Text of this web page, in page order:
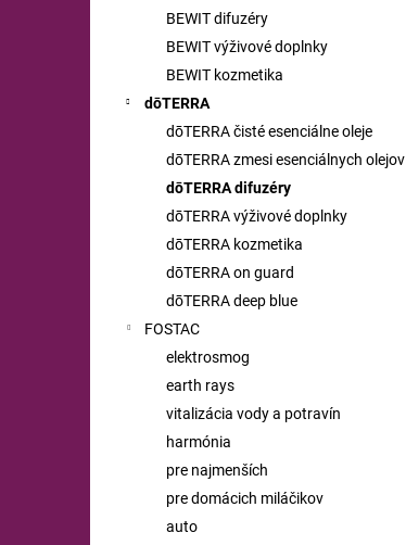
BEWIT difuzéry
BEWIT výživové doplnky
BEWIT kozmetika
dōTERRA
dōTERRA čisté esenciálne oleje
dōTERRA zmesi esenciálnych olejov
dōTERRA difuzéry
dōTERRA výživové doplnky
dōTERRA kozmetika
dōTERRA on guard
dōTERRA deep blue
FOSTAC
elektrosmog
earth rays
vitalizácia vody a potravín
harmónia
pre najmenších
pre domácich miláčikov
auto